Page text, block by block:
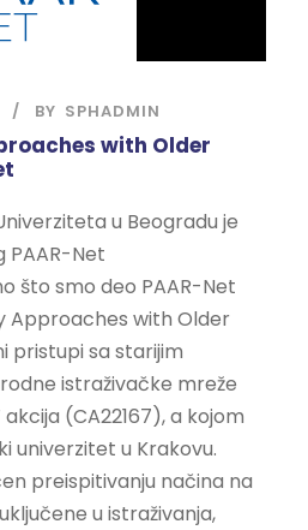
BY SPHADMIN
with Older
u Beogradu je
Net
što smo deo PAAR-Net
Approaches with Older
pristupi sa starijim
istraživačke mreže
(CA22167), a kojom
univerzitet u Krakovu.
preispitivanju načina na
u istraživanja,